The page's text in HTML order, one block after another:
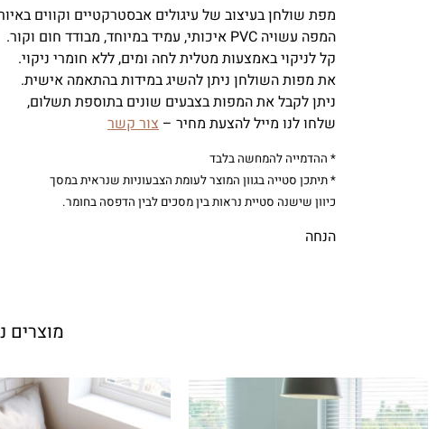
מפת שולחן בעיצוב של עיגולים אבסטרקטיים וקווים
המפה עשויה PVC איכותי, עמיד במיוחד, מבודד חום וקור.
קל לניקוי באמצעות מטלית לחה ומים, ללא חומרי ניקוי.
את מפות השולחן ניתן להשיג במידות בהתאמה אישית.
ניתן לקבל את המפות בצבעים שונים בתוספת תשלום,
שלחו לנו מייל להצעת מחיר – צור קשר
* ההדמייה להמחשה בלבד
* תיתכן סטייה בגוון המוצר לעומת הצבעוניות שנראית במסך
כיוון שישנה סטיית נראות בין מסכים לבין הדפסה בחומר.
הנחה
מוצרים